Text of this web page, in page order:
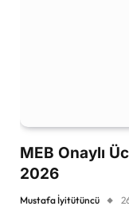
MEB Onaylı
2026
Mustafa İyitütüncü